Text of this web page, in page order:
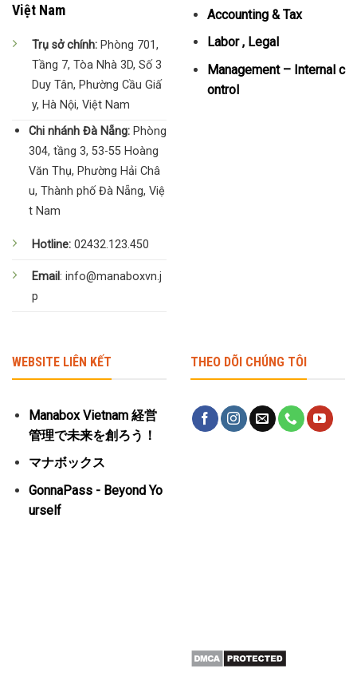
Việt Nam
Trụ sở chính: Phòng 701,
Tầng 7, Tòa Nhà 3D, Số 3
Duy Tân, Phường Cầu Giấ
y, Hà Nội, Việt Nam
Chi nhánh Đà Nẵng:Phòng
304, tầng 3, 53-55 Hoàng
Văn Thụ, Phường Hải Châ
u, Thành phố Đà Nẵng, Việ
t Nam
Hotline: 02432.123.450
Email: info@manaboxvn.j
p
Accounting & Tax
Labor , Legal
Management – Internal c
ontrol
WEBSITE LIÊN KẾT
Manabox Vietnam 経営
管理で未来を創ろう！
マナボックス
GonnaPass - Beyond Yo
urself
THEO DÕI CHÚNG TÔI